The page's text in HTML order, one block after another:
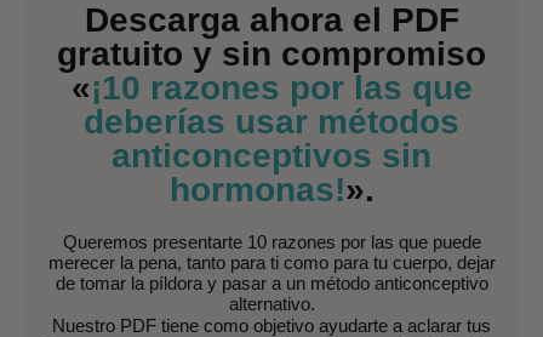
Descarga ahora el PDF
gratuito y sin compromiso
«¡10 razones por las que
deberías usar métodos
anticonceptivos sin
hormonas!».
Queremos presentarte 10 razones por las que puede
merecer la pena, tanto para ti como para tu cuerpo, dejar
de tomar la píldora y pasar a un método anticonceptivo
alternativo.
Nuestro PDF tiene como objetivo ayudarte a aclarar tus